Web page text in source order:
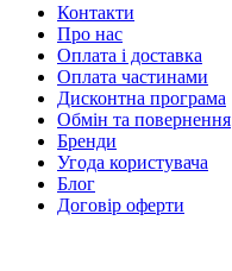
Контакти
Про нас
Оплата і доставка
Оплата частинами
Дисконтна програма
Обмін та повернення
Бренди
Угода користувача
Блог
Договір оферти